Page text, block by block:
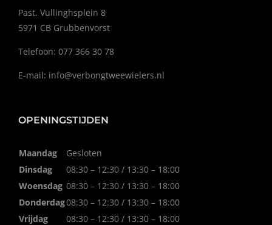
Past. Vullinghsplein 8
5971 CB Grubbenvorst
Telefoon: 077 366 30 78
E-mail: info@verbongtweewielers.nl
OPENINGSTIJDEN
Maandag
Gesloten
Dinsdag
08:30 – 12:30 / 13:30 – 18:00
Woensdag 08:30 – 12:30 / 13:30 – 18:00
Donderdag08:30 – 12:30 / 13:30 – 18:00
Vrijdag
08:30 – 12:30 / 13:30 – 18:00